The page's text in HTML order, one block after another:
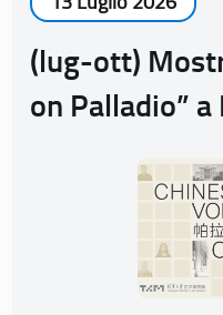
(lug-ott)
on Palladio” a